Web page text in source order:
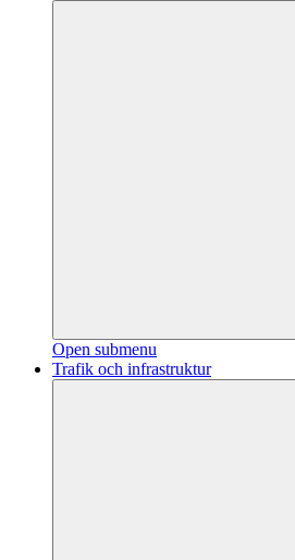
Open submenu
Trafik och infrastruktur